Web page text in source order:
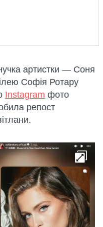
артистки — Соня
Софія Ротару
Instagram фото
репост